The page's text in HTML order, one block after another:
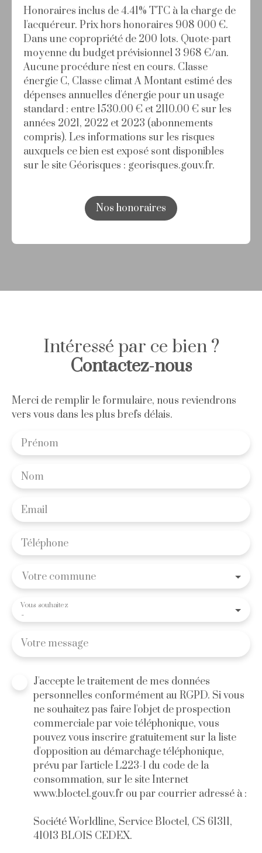
Honoraires inclus de 4.41% TTC à la charge de
l'acquéreur. Prix hors honoraires 908 000 €.
Dans une copropriété de 200 lots. Quote-part
moyenne du budget prévisionnel 3 968 €/an.
Aucune procédure n'est en cours. Classe
énergie C, Classe climat A Montant estimé des
dépenses annuelles d'énergie pour un usage
standard : entre 1530.00 € et 2110.00 € sur les
années 2021, 2022 et 2023 (abonnements
compris). Les informations sur les risques
auxquels ce bien est exposé sont disponibles
sur le site Géorisques : georisques.gouv.fr.
Nos honoraires
Intéressé par ce bien ?
Contactez-nous
Merci de remplir le formulaire, nous reviendrons
vers vous dans les plus brefs délais.
Prénom
Nom
Email
Téléphone
Votre commune
-
Vous souhaitez
Votre message
J'accepte le traitement de mes données
personnelles conformément au RGPD. Si vous
ne souhaitez pas faire l'objet de prospection
commerciale par voie téléphonique, vous
pouvez vous inscrire gratuitement sur la liste
d'opposition au démarchage téléphonique,
prévu par l'article L223-1 du code de la
consommation, sur le site Internet
www.bloctel.gouv.fr ou par courrier adressé à :
Société Worldline, Service Bloctel, CS 61311,
41013 BLOIS CEDEX.